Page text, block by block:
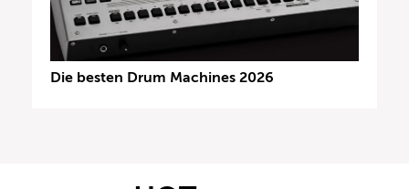
Die besten Drum Machines 2026